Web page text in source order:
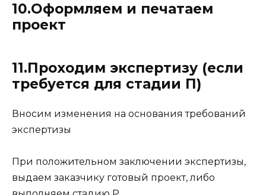
10.Оформляем и печатаем
проект
11.Проходим экспертизу (если
требуется для стадии П)
Вносим изменения на основания требований
экспертизы
При положительном заключении экспертизы,
выдаем заказчику готовый проект, либо